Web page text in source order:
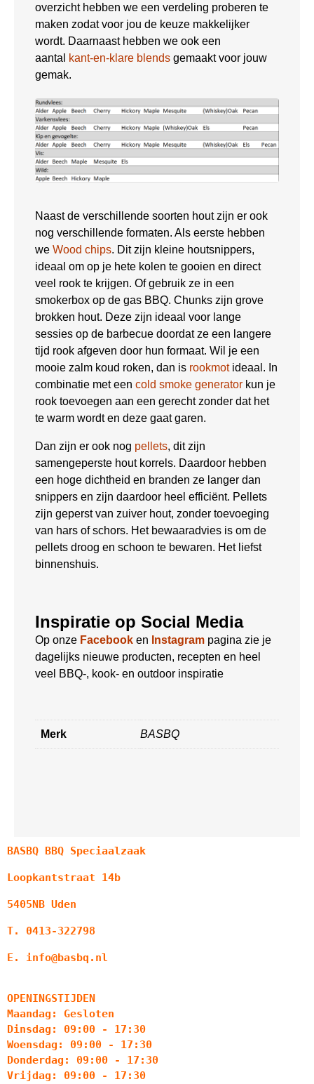
overzicht hebben we een verdeling proberen te
maken zodat voor jou de keuze makkelijker
wordt. Daarnaast hebben we ook een
aantal
kant-en-klare blends gemaakt voor jouw
gemak.
Naast de verschillende soorten hout zijn er ook
nog verschillende formaten. Als eerste hebben
we Wood chips. Dit zijn kleine houtsnippers,
ideaal om op je hete kolen te gooien en direct
veel rook te krijgen. Of gebruik ze in een
smokerbox op de gas BBQ. Chunks zijn grove
brokken hout. Deze zijn ideaal voor lange
sessies op de barbecue doordat ze een langere
tijd rook afgeven door hun formaat. Wil je een
mooie zalm koud roken, dan is rookmotideaal. In
combinatie met een cold smoke generator kun je
rook toevoegen aan een gerecht zonder dat het
te warm wordt en deze gaat garen.
Dan zijn er ook nog pellets, dit zijn
samengeperste hout korrels. Daardoor hebben
een hoge dichtheid en branden ze langer dan
snippers en zijn daardoor heel efficiënt. Pellets
zijn geperst van zuiver hout, zonder toevoeging
van hars of schors. Het bewaaradvies is om de
pellets droog en schoon te bewaren. Het liefst
binnenshuis.
Inspiratie op Social Media
Op onze Facebook en Instagram pagina zie je
dagelijks nieuwe producten, recepten en heel
veel BBQ-, kook- en outdoor inspiratie
Merk BASBQ
BASBQ BBQ Speciaalzaak
Loopkantstraat 14b
5405NB Uden
T. 0413-322798
E. info@basbq.nl
OPENINGSTIJDEN
Maandag: Gesloten
Dinsdag: 09:00 - 17:30
Woensdag: 09:00 - 17:30
Donderdag: 09:00 - 17:30
Vrijdag: 09:00 - 17:30